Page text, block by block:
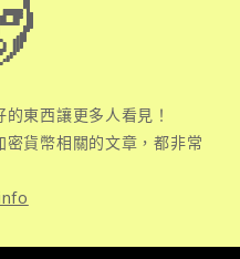
東西讓更多人看見！
貨幣相關的文章，都非常